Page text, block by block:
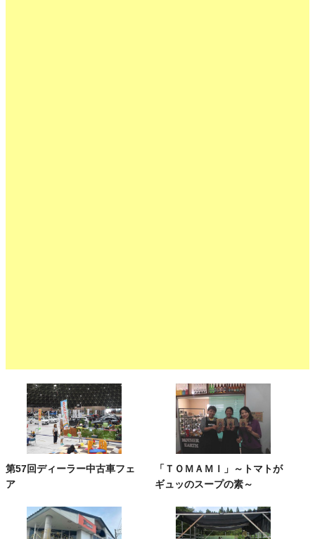
第57回ディーラー中古車フェ
ア
「ＴＯＭＡＭＩ」～トマトが
ギュッのスープの素～